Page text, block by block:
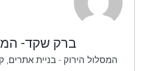
ברק שקד-
המסלול הירוק - בניית אתרים,